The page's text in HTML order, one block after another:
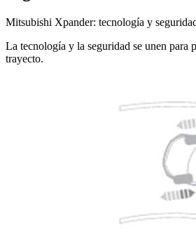
Mitsubishi Xpander: tecnología y
La tecnología y la seguridad se unen para
trayecto.